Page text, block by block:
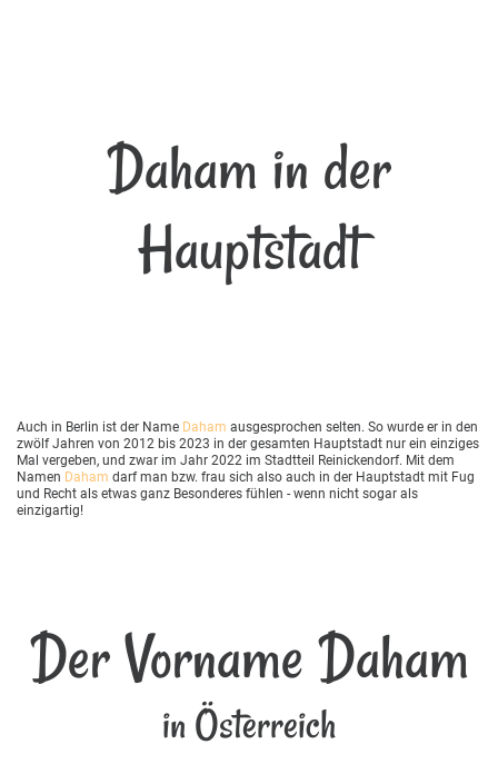
Daham in der
Hauptstadt
Auch in Berlin ist der Name Daham ausgesprochen selten. So wurde er in den
zwölf Jahren von 2012 bis 2023 in der gesamten Hauptstadt nur ein einziges
Mal vergeben, und zwar im Jahr 2022 im Stadtteil Reinickendorf. Mit dem
Namen Daham darf man bzw. frau sich also auch in der Hauptstadt mit Fug
und Recht als etwas ganz Besonderes fühlen - wenn nicht sogar als
einzigartig!
Der Vorname Daham
in Österreich